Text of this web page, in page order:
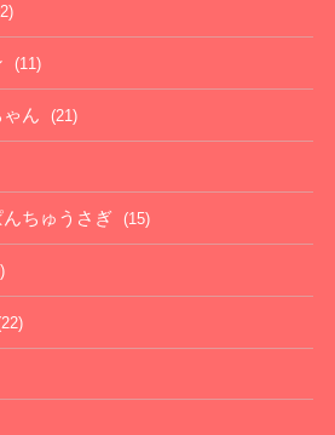
(11)
ん (21)
ちゅうさぎ (15)